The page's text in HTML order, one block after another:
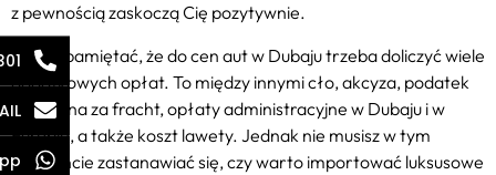
z pewnością zaskoczą Cię pozytywnie.
Musisz pamiętać, że do cen aut w Dubaju trzeba doliczyć wiele
dodatkowych opłat. To między innymi cło, akcyza, podatek
VAT, cena za fracht, opłaty administracyjne w Dubaju i w
Europie, a także koszt lawety. Jednak nie musisz w tym
momencie zastanawiać się, czy warto importować luksusowe